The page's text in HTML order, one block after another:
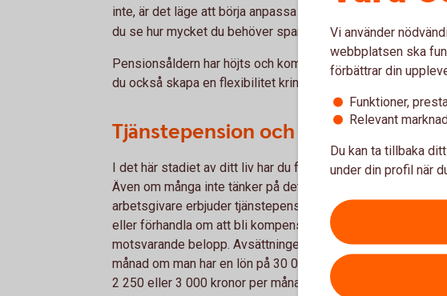
inte, är det läge att börja anpassa sparandet. På
du se hur mycket du behöver spara utifrån vad du önskar
Pensionsåldern har höjts och kommer fortsätta höjas
du också skapa en flexibilitet kring hur och när du vill gå i
Tjänstepension och löneväxling
I det här stadiet av ditt liv har du förhoppningsvis koll på
Även om många inte tänker på det är det den viktigaste
arbetsgivare erbjuder tjänstepension. Om inte, försök få din
eller förhandla om att bli kompenserad på annat sätt och
motsvarande belopp. Avsättningen till tjänstepension är 1
månad om man har en lön på 30 000 kronor. Med en lön på
2 250 eller 3 000 kronor per månad
Vi använder
webbplatsen ska
förbättrar din
Funktioner,
Relevant
Du kan ta tillbaka
under din profil när